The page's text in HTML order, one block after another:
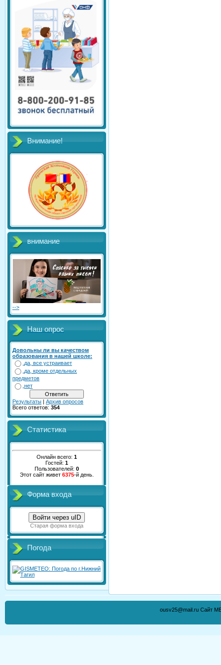
Внимание!
внимание
-->
Наш опрос
Довольны ли вы качеством
образования в нашей школе:
да, все устраивает
да, кроме отдельных
предметов
нет
Результаты | Архив опросов
Всего ответов: 354
Статистика
Онлайн всего: 1
Гостей: 1
Пользователей: 0
Этот сайт живет 6375-й день.
Форма входа
Войти через uID
Старая форма входа
Погода
ousv25@mail.ru Сайт